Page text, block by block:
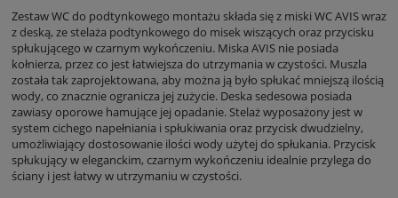
Zestaw WC do podtynkowego montażu składa się z miski WC AVIS wraz
z deską, ze stelaża podtynkowego do misek wiszących oraz przycisku
spłukującego w czarnym wykończeniu. Miska AVIS nie posiada
kołnierza, przez co jest łatwiejsza do utrzymania w czystości. Muszla
została tak zaprojektowana, aby można ją było spłukać mniejszą ilością
wody, co znacznie ogranicza jej zużycie. Deska sedesowa posiada
zawiasy oporowe hamujące jej opadanie. Stelaż wyposażony jest w
system cichego napełniania i spłukiwania oraz przycisk dwudzielny,
umożliwiający dostosowanie ilości wody użytej do spłukania. Przycisk
spłukujący w eleganckim, czarnym wykończeniu idealnie przylega do
ściany i jest łatwy w utrzymaniu w czystości.